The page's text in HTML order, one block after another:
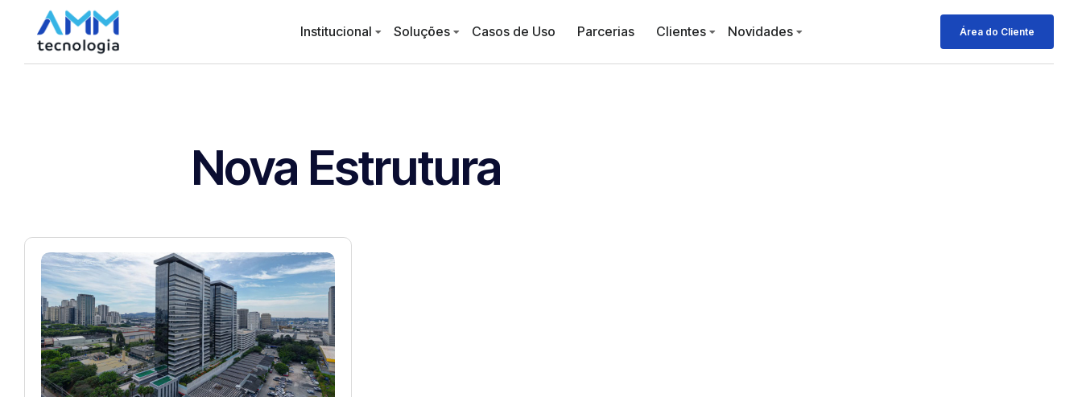
Institucional Soluções Casos de Uso Parcerias Clientes Novidades Área do Cliente
Nova Estrutura